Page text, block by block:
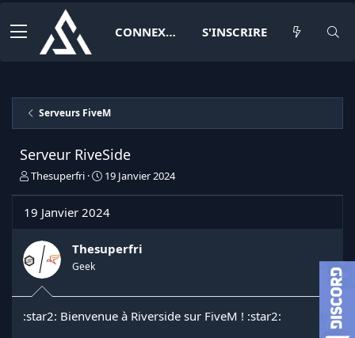
CONNEXION S'INSCRIRE
Serveurs FiveM
Serveur RiveSide
I
t
a
t
e
u
d
Thesuperfri
D
e
e
d
t
19 Janvier 2024
19 Janvier 2024
Thesuperfri
Geek
:star2: Bienvenue à Riverside sur FiveM ! :star2: